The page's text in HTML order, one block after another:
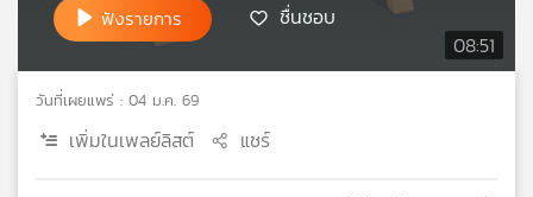
เอส
08:51
ฟังรายการ ชื่นชอบ
วันที่เผยแพร่ : 04 ม.ค. 69
เพิ่มในเพลย์ลิสต์ แชร์